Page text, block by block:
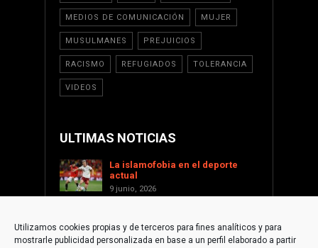
Utilizamos cookies propias y de terceros para fines analíticos y para
mostrarle publicidad personalizada en base a un perfil elaborado a partir
MEDIOS DE COMUNICACIÓN MUJER
MUSULMANES PREJUICIOS
RACISMO REFUGIADOS TOLERANCIA
VIDEOS
ULTIMAS NOTICIAS
La islamofobia en el deporte
actual
9 junio, 2026
17 enero, 2026